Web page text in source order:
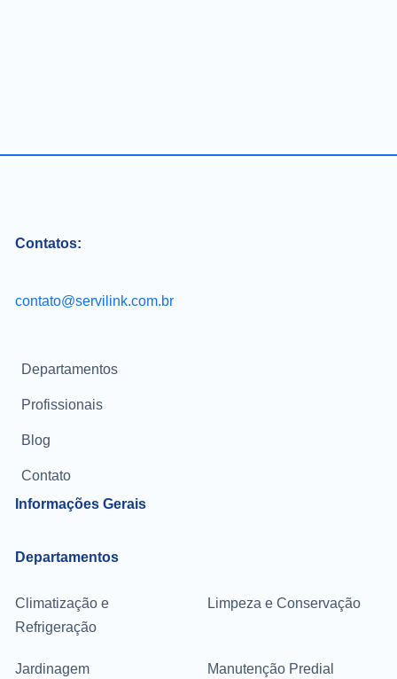
Contatos:
contato@servilink.com.br
Informações Gerais
Departamentos
Profissionais
Blog
Contato
Departamentos
Climatização e
Refrigeração
Limpeza e Conservação
Jardinagem Manutenção Predial